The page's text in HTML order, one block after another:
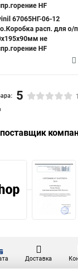
HF
67065НГ-06-12
расп. для о/
не
HF
5 1
Доставка